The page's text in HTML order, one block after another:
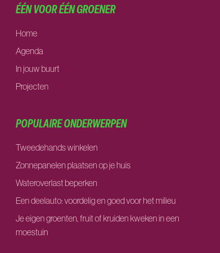
ÉÉN VOOR ÉÉN GROENER
Home
Agenda
In jouw buurt
Projecten
POPULAIRE ONDERWERPEN
Tweedehands winkelen
Zonnepanelen plaatsen op je huis
Wateroverlast beperken
Een deelauto: voordelig en goed voor het milieu
Je eigen groenten, fruit of kruiden kweken in een
moestuin